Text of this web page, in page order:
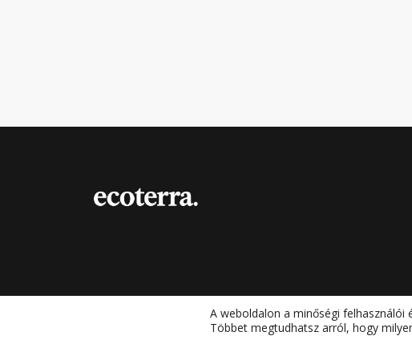
A weboldalon a minőségi felhasználói
Többet megtudhatsz arról, hogy